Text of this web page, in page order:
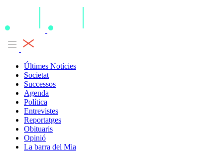
Últimes Notícies
Societat
Successos
Agenda
Política
Entrevistes
Reportatges
Obituaris
Opinió
La barra del Mia